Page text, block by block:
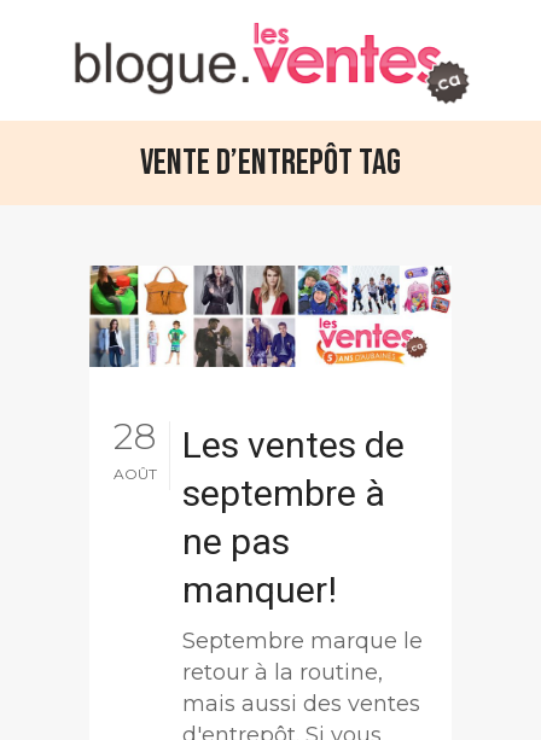
Vente d’entrepôt Tag
28
AOÛT
Les ventes de
septembre à
ne pas
manquer!
Septembre marque le
retour à la routine,
mais aussi des ventes